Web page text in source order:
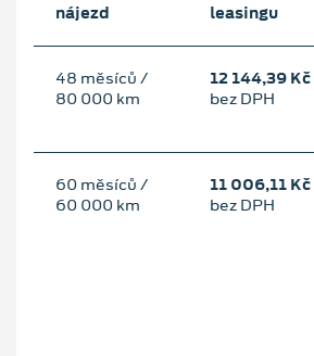
nájezd
leasingu
48 měsíců /
80 000 km
12 144,39 Kč
bez DPH
60 měsíců /
60 000 km
11 006,11 Kč
bez DPH